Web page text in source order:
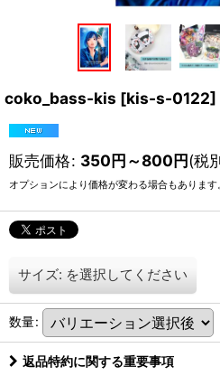
coko_bass-kis [kis-s-0122]
販売価格: 350円～800円(税
オプションにより価格が変わる場合もあります
サイズ: を選択してください
数量:
返品特約に関する重要事項